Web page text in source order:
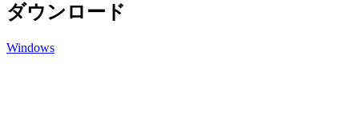
ダウンロード
Windows